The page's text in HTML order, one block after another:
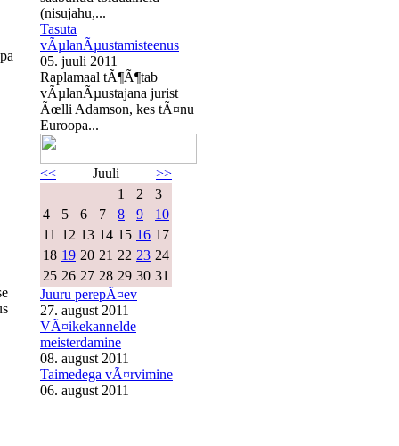
(nisujahu,...
Tasuta
vÃµlanÃµustamisteenus
05. juuli 2011
Raplamaal tÃ¶Ã¶tab
vÃµlanÃµustajana jurist
Ãœlli Adamson, kes tÃ¤nu
Euroopa...
<< Juuli
>>
1
2
3
4
5 6 7 8 9
10
11 12 13 14 15 16 17
18 19 20 21 22 23 24
25 26 27 28 29 30 31
Juuru perepÃ¤ev
27. august 2011
VÃ¤ikekannelde
meisterdamine
08. august 2011
Taimedega vÃ¤rvimine
06. august 2011